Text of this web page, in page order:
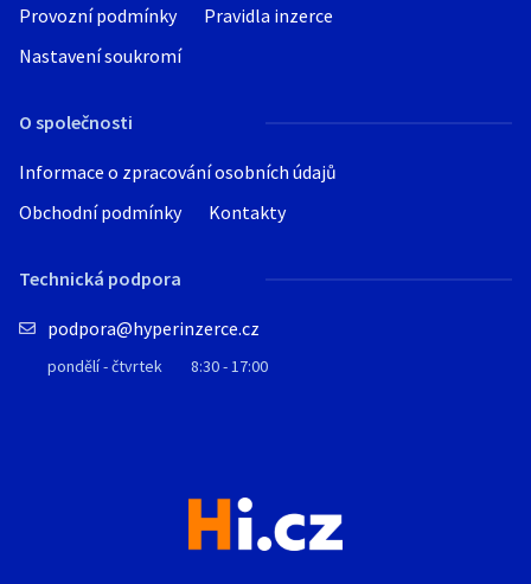
Provozní podmínky
Pravidla inzerce
Nastavení soukromí
O společnosti
Informace o zpracování osobních údajů
Obchodní podmínky
Kontakty
Technická podpora
podpora@hyperinzerce.cz
pondělí - čtvrtek 8:30 - 17:00